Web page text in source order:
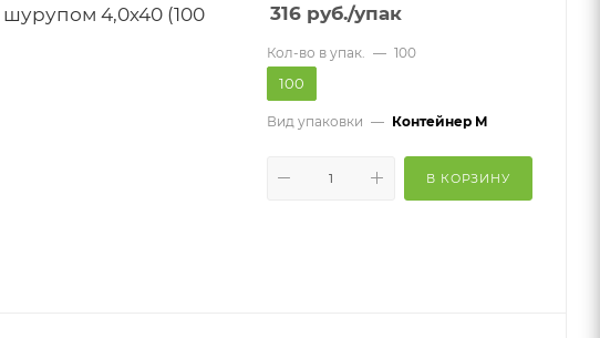
4,0х40 (100
316 руб./упак
Кол-во в упак. — 100
100
Вид упаковки — Контейнер M
В КОРЗИНУ